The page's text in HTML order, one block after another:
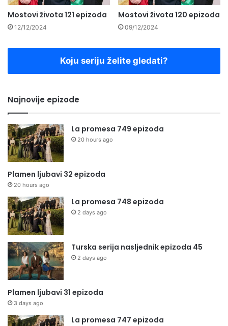
Mostovi života 121 epizoda
12/12/2024
Mostovi života 120 epizoda
09/12/2024
Koju seriju želite gledati?
Najnovije epizode
La promesa 749 epizoda
20 hours ago
Plamen ljubavi 32 epizoda
20 hours ago
La promesa 748 epizoda
2 days ago
Turska serija nasljednik epizoda 45
2 days ago
Plamen ljubavi 31 epizoda
3 days ago
La promesa 747 epizoda